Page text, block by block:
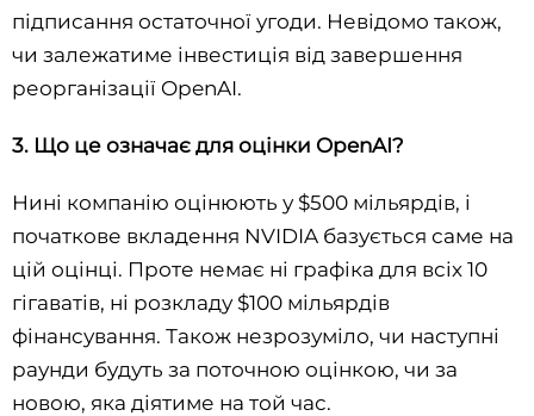
підписання остаточної угоди. Невідомо також,
чи залежатиме інвестиція від завершення
реорганізації OpenAI.
3. Що це означає для оцінки OpenAI?
Нині компанію оцінюють у $500 мільярдів, і
початкове вкладення NVIDIA базується саме на
цій оцінці. Проте немає ні графіка для всіх 10
гігаватів, ні розкладу $100 мільярдів
фінансування. Також незрозуміло, чи наступні
раунди будуть за поточною оцінкою, чи за
новою, яка діятиме на той час.